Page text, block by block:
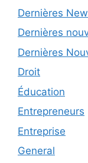
Dernières
Dernières
Dernières
Droit
Éducation
Entrepreneurs
Entreprise
General